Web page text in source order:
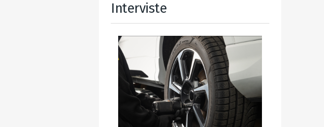
Interviste